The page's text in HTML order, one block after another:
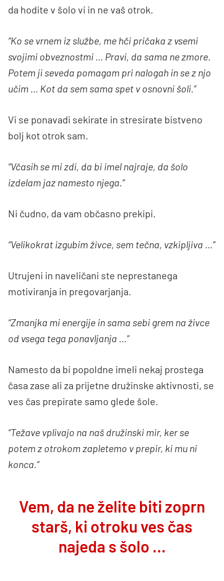
da hodite v šolo vi in ne vaš otrok.
“Ko se vrnem iz službe, me hči pričaka z vsemi
svojimi obveznostmi … Pravi, da sama ne zmore.
Potem ji seveda pomagam pri nalogah in se z njo
učim … Kot da sem sama spet v osnovni šoli.”
Vi se ponavadi sekirate in stresirate bistveno
bolj kot otrok sam.
“Včasih se mi zdi, da bi imel najraje, da šolo
izdelam jaz namesto njega.”
Ni čudno, da vam občasno prekipi.
“Velikokrat izgubim živce, sem tečna, vzkipljiva …”
Utrujeni in naveličani ste neprestanega
motiviranja in pregovarjanja.
“Zmanjka mi energije in sama sebi grem na živce
od vsega tega ponavljanja …”
Namesto da bi popoldne imeli nekaj prostega
časa zase ali za prijetne družinske aktivnosti, se
ves čas prepirate samo glede šole.
“Težave vplivajo na naš družinski mir, ker se
potem z otrokom zapletemo v prepir, ki mu ni
konca.”
Vem, da ne želite biti zoprn
starš, ki otroku ves čas
najeda s šolo …